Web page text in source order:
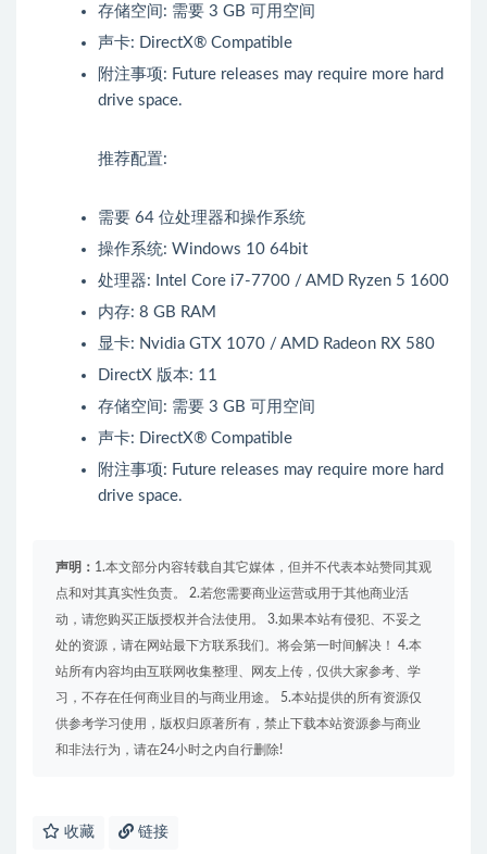
存储空间: 需要 3 GB 可用空间
声卡: DirectX® Compatible
附注事项: Future releases may require more hard
drive space.
推荐配置:
需要 64 位处理器和操作系统
操作系统: Windows 10 64bit
处理器: Intel Core i7-7700 / AMD Ryzen 5 1600
内存: 8 GB RAM
显卡: Nvidia GTX 1070 / AMD Radeon RX 580
DirectX 版本: 11
存储空间: 需要 3 GB 可用空间
声卡: DirectX® Compatible
附注事项: Future releases may require more hard
drive space.
声明： 1.本文部分内容转载自其它媒体，但并不代表本站赞同其观
点和对其真实性负责。 2.若您需要商业运营或用于其他商业活
动，请您购买正版授权并合法使用。 3.如果本站有侵犯、不妥之
处的资源，请在网站最下方联系我们。将会第一时间解决！ 4.本
站所有内容均由互联网收集整理、网友上传，仅供大家参考、学
习，不存在任何商业目的与商业用途。 5.本站提供的所有资源仅
供参考学习使用，版权归原著所有，禁止下载本站资源参与商业
和非法行为，请在24小时之内自行删除!
收藏 链接